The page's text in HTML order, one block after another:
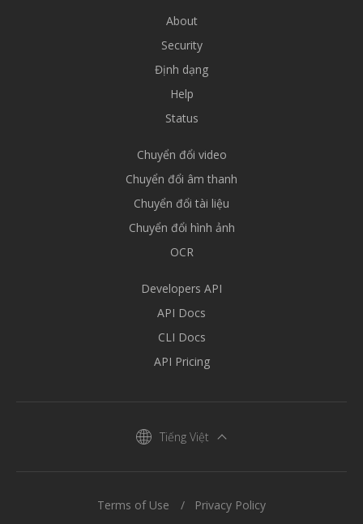
About
Security
Định dạng
Help
Status
Chuyển đổi video
Chuyển đổi âm thanh
Chuyển đổi tài liệu
Chuyển đổi hình ảnh
OCR
Developers API
API Docs
CLI Docs
API Pricing
Tiếng Việt
Terms of Use Privacy Policy